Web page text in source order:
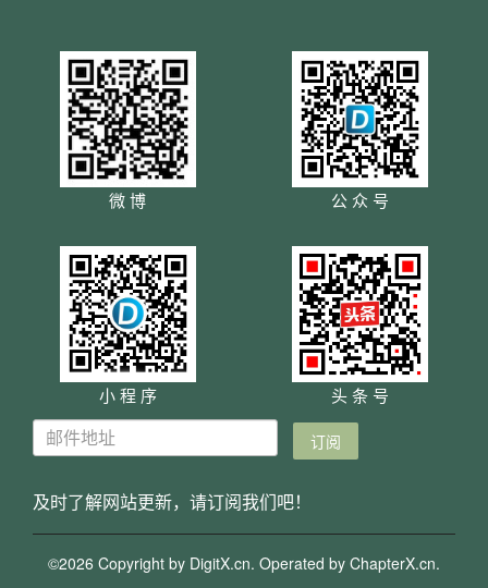
微 博 公 众 号
小 程 序 头 条 号
及时了解网站更新，请订阅我们吧！
©2026 Copyright by DigitX.cn. Operated by ChapterX.cn.